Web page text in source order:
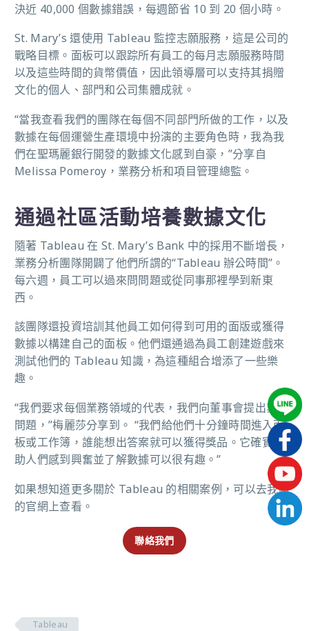
決近 40,000 個數據錯誤，每週節省 10 到 20 個小時。
St. Mary’s 還使用 Tableau 監控志願服務，這是公司的
戰略目標。面板可以跟踪所有員工的每月志願服務時間
以及這些時間的貨幣價值，因此領導層可以支持其捐贈
文化的個人、部門和公司集體成就。
“當我查看我們的團隊在每個不同部門所做的工作，以及
數據在每個運營生產環境中扮演的主要角色時，我為我
們在聖瑪麗銀行開發的數據文化感到自豪，”分享自
Melissa Pomeroy，業務分析和項目管理總監。
通過社區活動培養數據文化
隨著 Tableau 在 St. Mary’s Bank 中的採用不斷增長，
業務分析團隊開闢了他們所謂的“Tableau 辦公時間”。
每六週，員工可以過來問問題或從同事那裡學到新東
西。
該團隊還投資培訓其他員工如何得到可用的面版或獲得
數據以構建自己的面板。他們還通過為員工創建遊戲來
測試他們的 Tableau 知識，為這種組合增添了一些樂
趣。
“我們要求每個業務領域的代表，我們向董事會提出業務
問題，”梅麗莎分享到。 “我們給他們十分鐘時間進入面
板或工作簿，誰能想出答案就可以獲得獎品。它確實幫
助人們感到興奮並了解數據可以很有趣。”
如果想知道更多關於 Tableau 的相關案例，可以去我們
的官網上查看。
聯絡我們
Tableau